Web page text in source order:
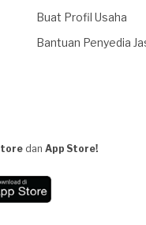
Buat Profil Usaha
Bantuan Penyedia
dan App Store!